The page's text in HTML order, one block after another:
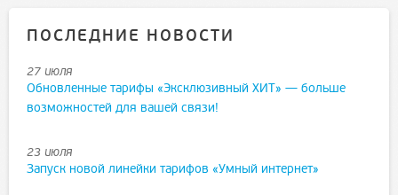
ПОСЛЕДНИЕ НОВОСТИ
27 июля
Обновленные тарифы «Эксклюзивный ХИТ» — больше
возможностей для вашей связи!
23 июля
Запуск новой линейки тарифов «Умный интернет»